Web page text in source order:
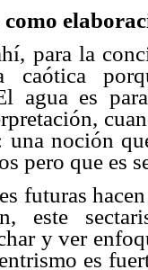
para la
caótica
agua es
una noción
pero que es
futuras
este
y ver
es